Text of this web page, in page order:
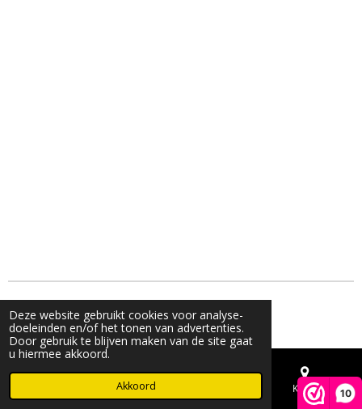
10
Deze website gebruikt cookies voor analyse-
doeleinden en/of het tonen van advertenties.
Door gebruik te blijven maken van de site gaat
u hiermee akkoord.
Akkoord
© 2023 - 2026 Live & Shine
Powered by JouwWeb
Telefoonnummer Kaart